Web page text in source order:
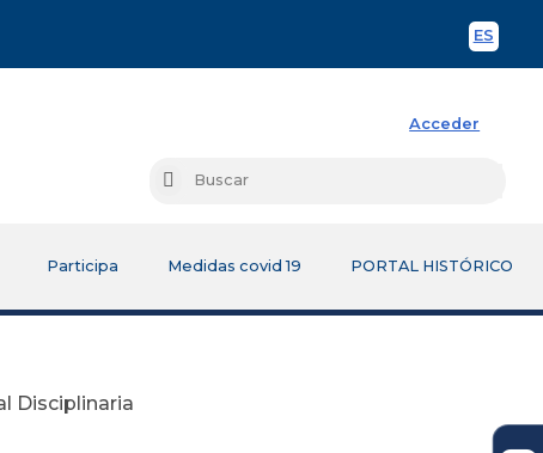
ES
Acceder
Buscar
Participa Medidas covid 19 PORTAL HISTÓRICO
Disciplinaria